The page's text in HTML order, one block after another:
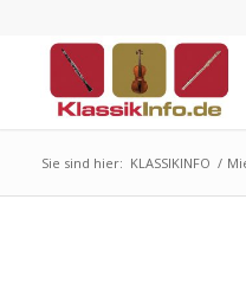
Sie sind hier: KLASSIKINFO /